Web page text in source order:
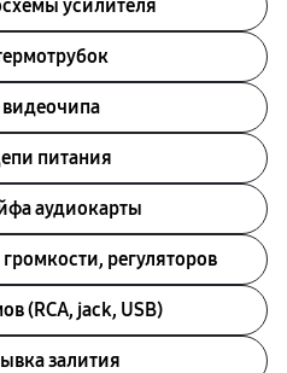
усилителя
питания
аудиокарты
регуляторов
(RCA, jack, USB)
залития